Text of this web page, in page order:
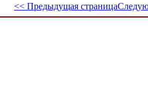
<< Предыдущая страница